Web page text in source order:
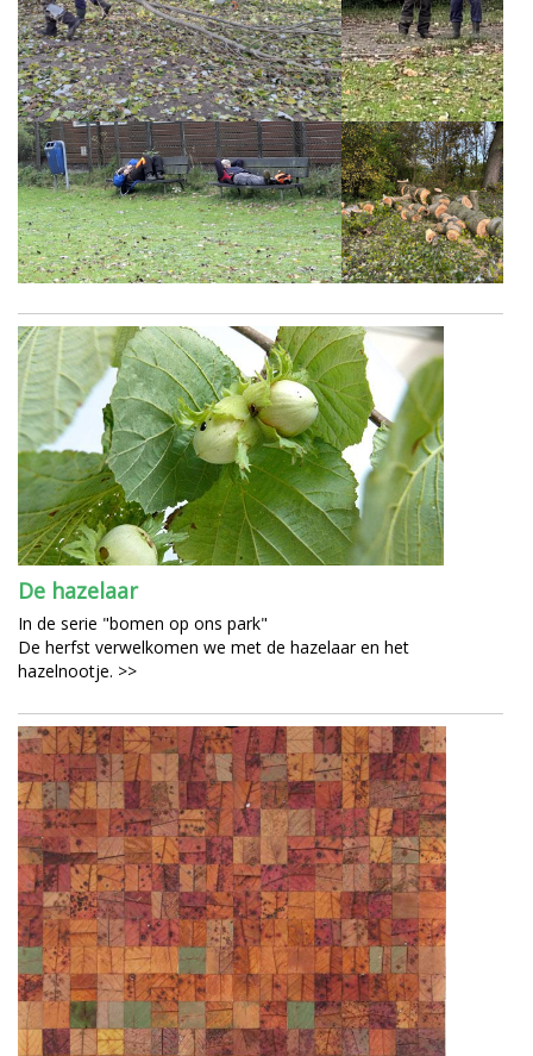
De hazelaar
In de serie "bomen op ons park"
De herfst verwelkomen we met de hazelaar en het
hazelnootje. >>